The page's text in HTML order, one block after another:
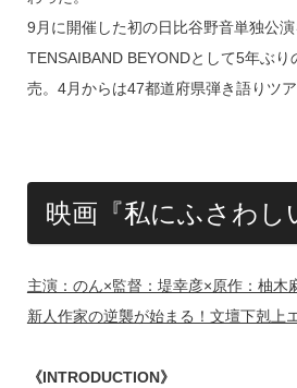
9月に開催した初の日比谷野音単独公演
TENSAIBAND BEYONDとして5年ぶ
売。4月からは47都道府県弾き語りツア
映画『私にふさわし
主演：のん×監督：堤幸彦×原作：柚木
新人作家の逆襲が始まる！文壇下剋上
《INTRODUCTION》